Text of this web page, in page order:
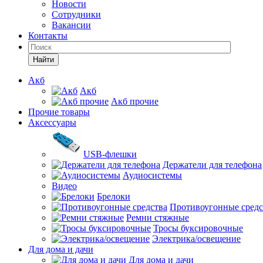
Новости
Сотрудники
Вакансии
Контакты
Найти
Акб
Акб
Акб прочие
Прочие товары
Аксессуары
USB-флешки
Держатели для телефона
Аудиосистемы
Видео
Брелоки
Противоугонные
Ремни стяжные
Тросы буксировочные
Электрика/освещение
Для дома и дачи
Для дома и дачи